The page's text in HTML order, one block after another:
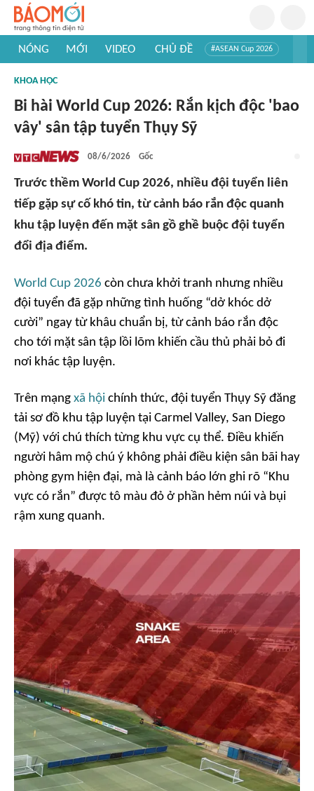
NÓNG MỚI VIDEO CHỦ ĐỀ #ASEAN Cup 2026
#Khám phá thế giới
KHOA HỌC
Bi hài World Cup 2026: Rắn kịch độc 'bao
vây' sân tập tuyển Thụy Sỹ
08/6/2026 Gốc
Trước thềm World Cup 2026, nhiều đội tuyển liên
tiếp gặp sự cố khó tin, từ cảnh báo rắn độc quanh
khu tập luyện đến mặt sân gồ ghề buộc đội tuyển
đổi địa điểm.
World Cup 2026 còn chưa khởi tranh nhưng nhiều
đội tuyển đã gặp những tình huống “dở khóc dở
cười” ngay từ khâu chuẩn bị, từ cảnh báo rắn độc
cho tới mặt sân tập lồi lõm khiến cầu thủ phải bỏ đi
nơi khác tập luyện.
Trên mạng xã hội chính thức, đội tuyển Thụy Sỹ đăng
tải sơ đồ khu tập luyện tại Carmel Valley, San Diego
(Mỹ) với chú thích từng khu vực cụ thể. Điều khiến
người hâm mộ chú ý không phải điều kiện sân bãi hay
phòng gym hiện đại, mà là cảnh báo lớn ghi rõ “Khu
vực có rắn” được tô màu đỏ ở phần hẻm núi và bụi
rậm xung quanh.